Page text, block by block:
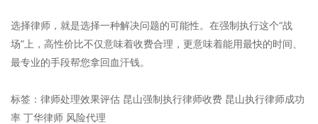
选择律师，就是选择一种解决问题的可能性。在强制执行这个“战
场”上，高性价比不仅意味着收费合理，更意味着能用最快的时间、
最专业的手段帮您拿回血汗钱。
标签：律师处理效果评估 昆山强制执行律师收费 昆山执行律师成功
率 丁华律师 风险代理